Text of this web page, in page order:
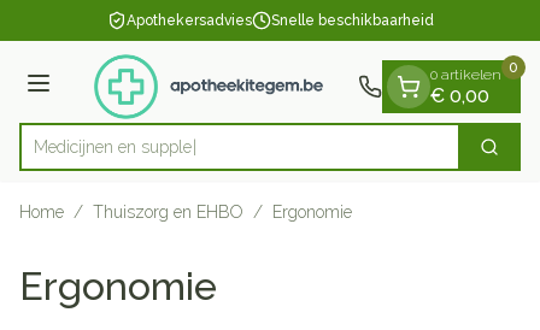
Ga naar de inhoudApothekersadvies Snelle beschikbaarheid
Menu
Product, merk, categorie... Zoek
0 artikelen
€ 0,00
0
Home / Thuiszorg en EHBO / Ergonomie
Ergonomie